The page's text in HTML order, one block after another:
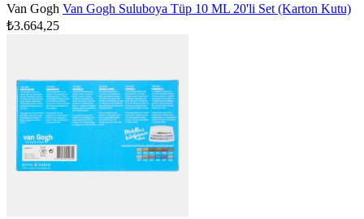
Van Gogh Van Gogh Suluboya Tüp 10 ML 20'li Set (Karton Kutu)
₺3.664,25